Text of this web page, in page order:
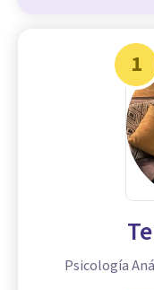
1
Psicología